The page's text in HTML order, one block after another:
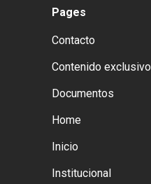
Pages
Contacto
Contenido exclusivo
Documentos
Home
Inicio
Institucional